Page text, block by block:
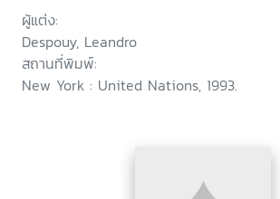
ผู้แต่ง:
Despouy, Leandro
สถานที่พิมพ์:
New York : United Nations, 1993.